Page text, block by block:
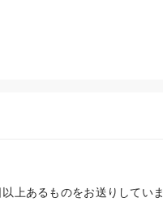
上あるものをお送りしていま